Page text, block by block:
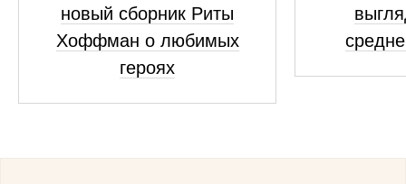
новый сборник Риты
Хоффман о любимых
героях